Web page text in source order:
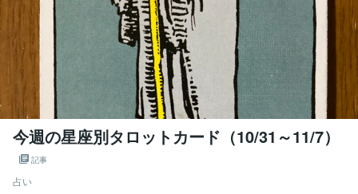
今週の星座別タロットカード（10/31～11/7）
記事
占い